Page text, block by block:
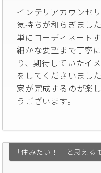
インテリアカウンセ
気持ちが和らぎました
単にコーディネート
細かな要望まで丁寧
り、期待していたイ
をしてくださいました
家が完成するのが楽
うございます。
「住みたい！」と思える